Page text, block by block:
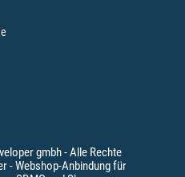
gmbh - Alle Rechte
- Webshop-Anbindung für